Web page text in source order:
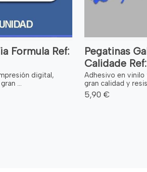
Formula Ref:
digital,
...
Pegatinas
Calidade
Adhesivo en
gran calidad y
5,90 €